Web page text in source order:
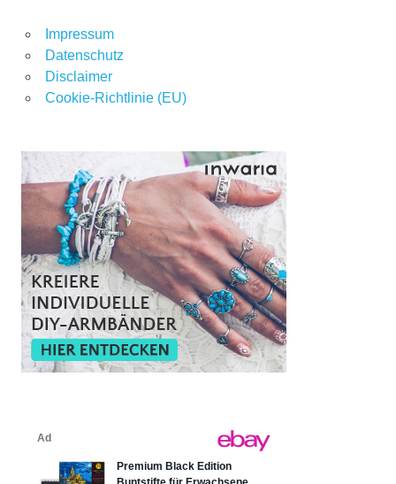
Impressum
Datenschutz
Disclaimer
Cookie-Richtlinie (EU)